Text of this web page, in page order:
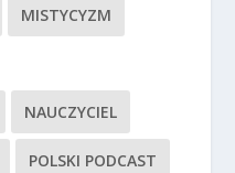
MISTYCYZM
NAUCZYCIEL
POLSKI PODCAST